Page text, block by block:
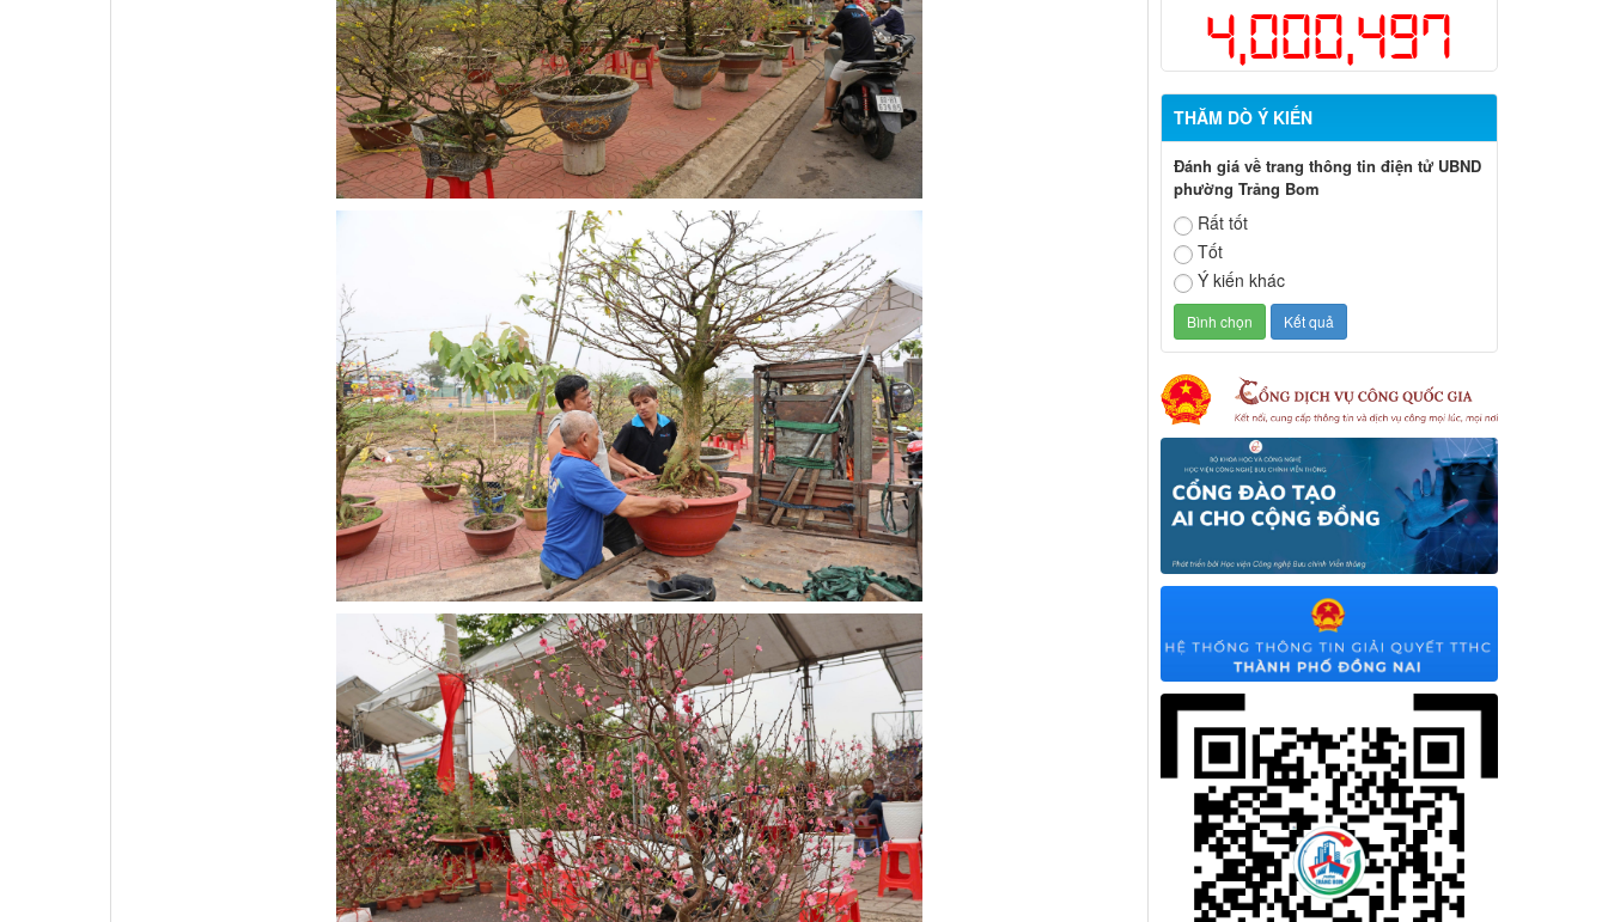
4,000,497
THĂM DÒ Ý KIẾN
Đánh giá về trang thông tin điện tử UBND
phường Trảng Bom
Rất tốt
Tốt
Ý kiến khác